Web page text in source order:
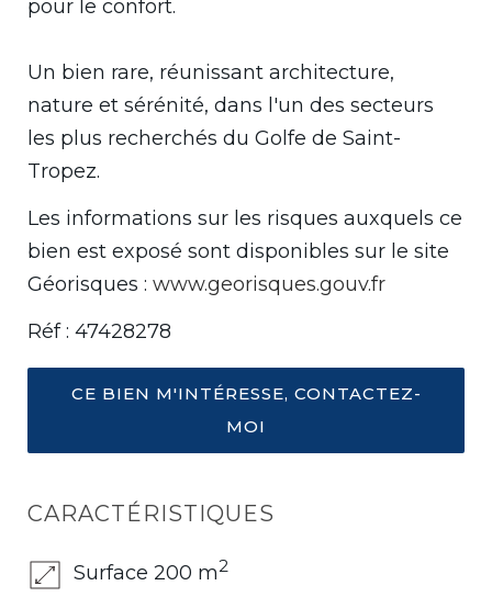
pour le confort.
Un bien rare, réunissant architecture,
nature et sérénité, dans l'un des secteurs
les plus recherchés du Golfe de Saint-
Tropez.
Les informations sur les risques auxquels ce
bien est exposé sont disponibles sur le site
Géorisques : www.georisques.gouv.fr
Réf : 47428278
CE BIEN M'INTÉRESSE, CONTACTEZ-
MOI
CARACTÉRISTIQUES
Surface 200 m2